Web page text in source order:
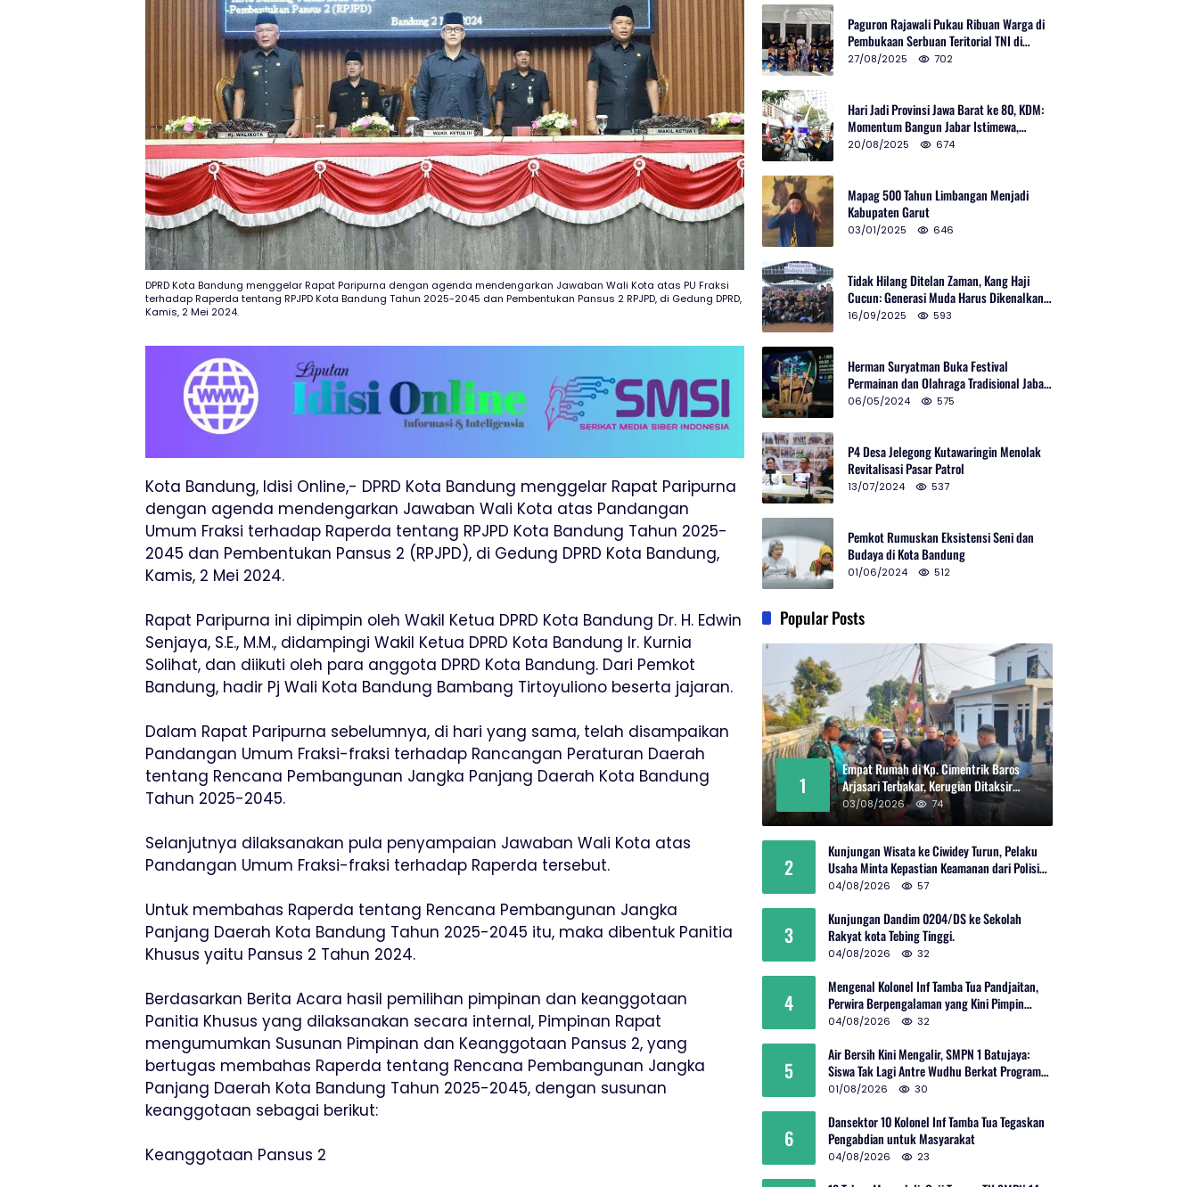
DPRD Kota Bandung menggelar Rapat Paripurna dengan agenda mendengarkan Jawaban Wali Kota atas PU Fraksi
terhadap Raperda tentang RPJPD Kota Bandung Tahun 2025-2045 dan Pembentukan Pansus 2 RPJPD, di Gedung DPRD,
Kamis, 2 Mei 2024.
Kota Bandung, Idisi Online,- DPRD Kota Bandung menggelar Rapat Paripurna
dengan agenda mendengarkan Jawaban Wali Kota atas Pandangan
Umum Fraksi terhadap Raperda tentang RPJPD Kota Bandung Tahun 2025-
2045 dan Pembentukan Pansus 2 (RPJPD), di Gedung DPRD Kota Bandung,
Kamis, 2 Mei 2024.
Rapat Paripurna ini dipimpin oleh Wakil Ketua DPRD Kota Bandung Dr. H. Edwin
Senjaya, S.E., M.M., didampingi Wakil Ketua DPRD Kota Bandung Ir. Kurnia
Solihat, dan diikuti oleh para anggota DPRD Kota Bandung. Dari Pemkot
Bandung, hadir Pj Wali Kota Bandung Bambang Tirtoyuliono beserta jajaran.
Dalam Rapat Paripurna sebelumnya, di hari yang sama, telah disampaikan
Pandangan Umum Fraksi-fraksi terhadap Rancangan Peraturan Daerah
tentang Rencana Pembangunan Jangka Panjang Daerah Kota Bandung
Tahun 2025-2045.
Selanjutnya dilaksanakan pula penyampaian Jawaban Wali Kota atas
Pandangan Umum Fraksi-fraksi terhadap Raperda tersebut.
Untuk membahas Raperda tentang Rencana Pembangunan Jangka
Panjang Daerah Kota Bandung Tahun 2025-2045 itu, maka dibentuk Panitia
Khusus yaitu Pansus 2 Tahun 2024.
Berdasarkan Berita Acara hasil pemilihan pimpinan dan keanggotaan
Panitia Khusus yang dilaksanakan secara internal, Pimpinan Rapat
mengumumkan Susunan Pimpinan dan Keanggotaan Pansus 2, yang
bertugas membahas Raperda tentang Rencana Pembangunan Jangka
Panjang Daerah Kota Bandung Tahun 2025-2045, dengan susunan
keanggotaan sebagai berikut:
Keanggotaan Pansus 2
Paguron Rajawali Pukau Ribuan Warga di
Pembukaan Serbuan Teritorial TNI di
Cibatu
27/08/2025 702
Hari Jadi Provinsi Jawa Barat ke 80, KDM:
Momentum Bangun Jabar Istimewa,
Lembur di Urus Kota Ditata
20/08/2025 674
Mapag 500 Tahun Limbangan Menjadi
Kabupaten Garut
03/01/2025 646
Tidak Hilang Ditelan Zaman, Kang Haji
Cucun: Generasi Muda Harus Dikenalkan
Pencak Silat
16/09/2025 593
Herman Suryatman Buka Festival
Permainan dan Olahraga Tradisional Jabar
2024 di Gedung Teater Tertutup
06/05/2024 575
P4 Desa Jelegong Kutawaringin Menolak
Revitalisasi Pasar Patrol
13/07/2024 537
Pemkot Rumuskan Eksistensi Seni dan
Budaya di Kota Bandung
01/06/2024 512
Popular Posts
1
Empat Rumah di Kp. Cimentrik Baros
Arjasari Terbakar, Kerugian Ditaksir
Rp600 Juta
03/08/2026 74
2
Kunjungan Wisata ke Ciwidey Turun, Pelaku
Usaha Minta Kepastian Keamanan dari Polisi
dan Pemprov Jabar
04/08/2026 57
3
Kunjungan Dandim 0204/DS ke Sekolah
Rakyat kota Tebing Tinggi.
04/08/2026 32
4
Mengenal Kolonel Inf Tamba Tua Pandjaitan,
Perwira Berpengalaman yang Kini Pimpin
Sektor 10 Citarum Harum
04/08/2026 32
5
Air Bersih Kini Mengalir, SMPN 1 Batujaya:
Siswa Tak Lagi Antre Wudhu Berkat Program
TNI AD
01/08/2026 30
6
Dansektor 10 Kolonel Inf Tamba Tua Tegaskan
Pengabdian untuk Masyarakat
04/08/2026 23